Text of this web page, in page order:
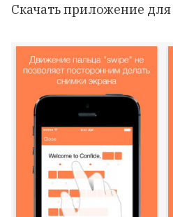
Скачать приложение для